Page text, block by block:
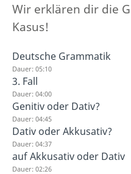
Wir erklären dir die
Kasus!
Deutsche Grammatik
Dauer: 05:10
3. Fall
Dauer: 04:00
Genitiv oder Dativ?
Dauer: 04:45
Dativ oder Akkusativ?
Dauer: 04:37
auf Akkusativ oder Dativ
Dauer: 02:26